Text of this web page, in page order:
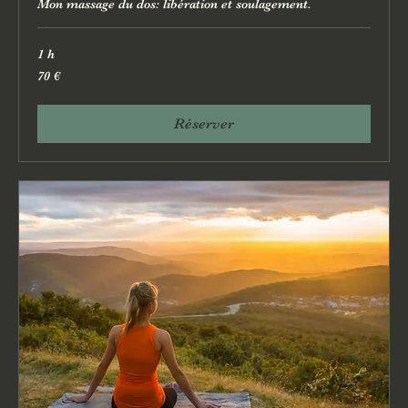
Mon massage du dos: libération et soulagement.
1 h
70
euros
70 €
Réserver